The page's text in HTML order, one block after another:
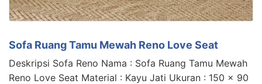
Sofa Ruang Tamu Mewah Reno Love Seat
Deskripsi Sofa Reno Nama : Sofa Ruang Tamu Mewah
Reno Love Seat Material : Kayu Jati Ukuran : 150 x 90